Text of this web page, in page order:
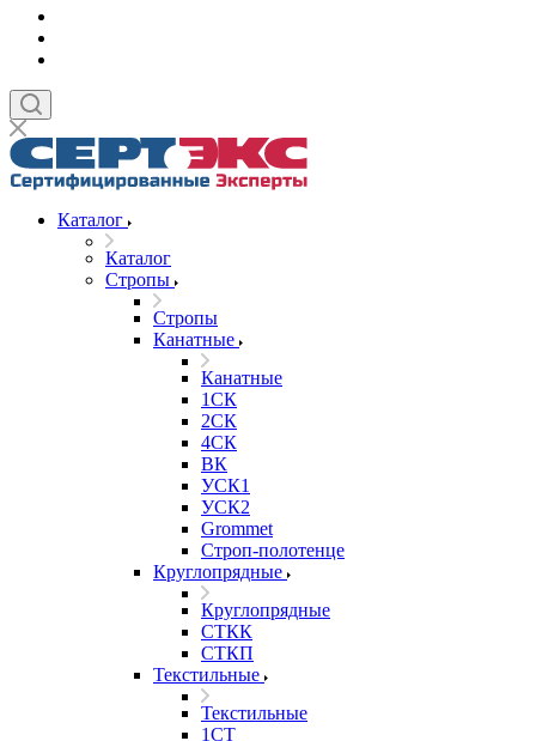
Каталог
Каталог
Стропы
Стропы
Канатные
Канатные
1СК
2СК
4СК
ВК
УСК1
УСК2
Grommet
Строп-полотенце
Круглопрядные
Круглопрядные
СТКК
СТКП
Текстильные
Текстильные
1СТ